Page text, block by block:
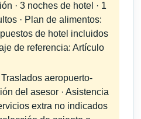
· 3 noches de hotel · 1
· Plan de alimentos:
de hotel incluidos
de referencia: Artículo
Traslados aeropuerto-
del asesor · Asistencia
extra no indicados